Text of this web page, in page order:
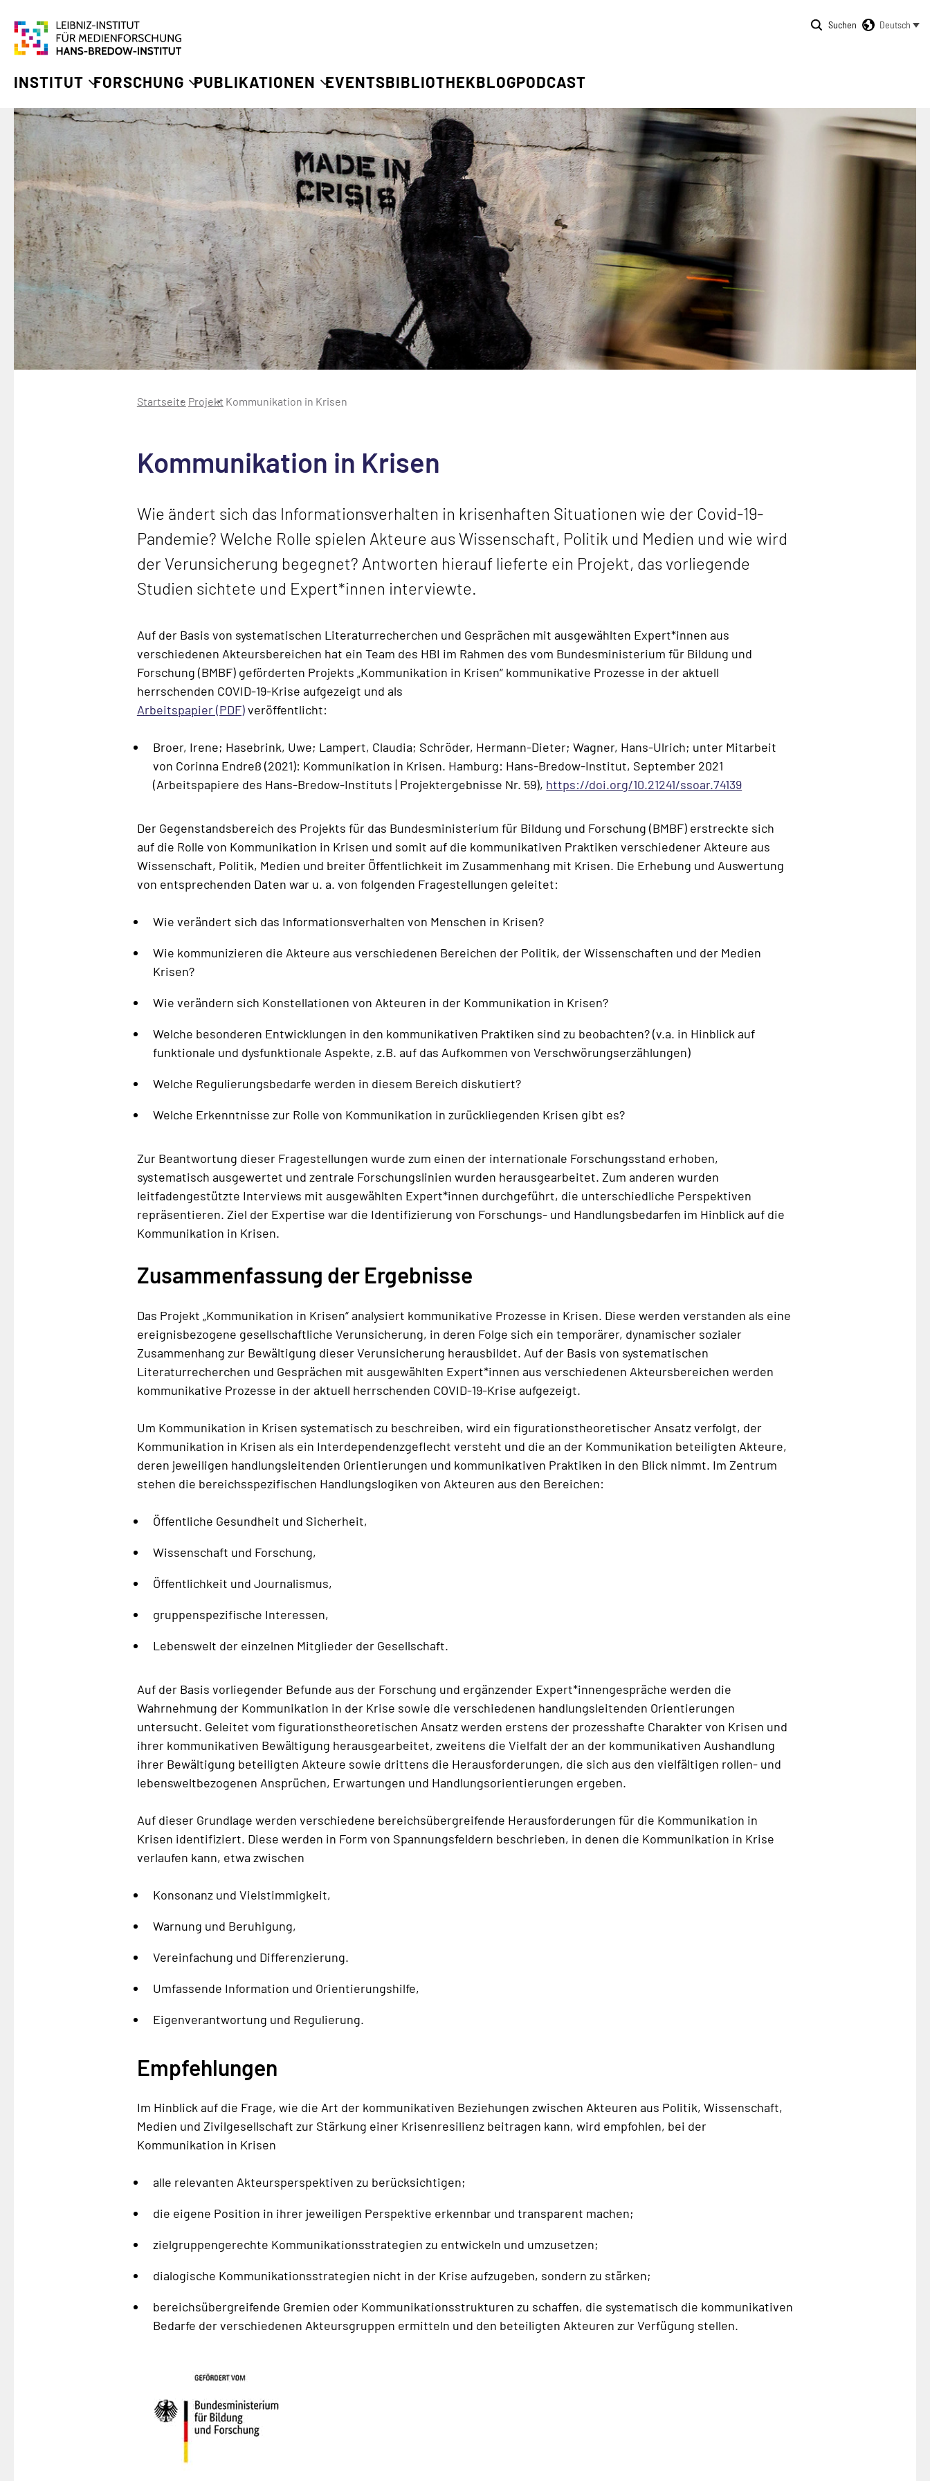
Suchen Deutsch
INSTITUT FORSCHUNG PUBLIKATIONEN EVENTSBIBLIOTHEKBLOGPODCAST
Startseite Projekt Kommunikation in Krisen
Kommunikation in Krisen
Wie ändert sich das Informationsverhalten in krisenhaften Situationen wie der Covid-19-
Pandemie? Welche Rolle spielen Akteure aus Wissenschaft, Politik und Medien und wie wird
der Verunsicherung begegnet? Antworten hierauf lieferte ein Projekt, das vorliegende
Studien sichtete und Expert*innen interviewte.
Auf der Basis von systematischen Literaturrecherchen und Gesprächen mit ausgewählten Expert*innen aus
verschiedenen Akteursbereichen hat ein Team des HBI im Rahmen des vom Bundesministerium für Bildung und
Forschung (BMBF) geförderten Projekts „Kommunikation in Krisen“ kommunikative Prozesse in der aktuell
herrschenden COVID-19-Krise aufgezeigt und als
Arbeitspapier (PDF)veröffentlicht:
Broer, Irene; Hasebrink, Uwe; Lampert, Claudia; Schröder, Hermann-Dieter; Wagner, Hans-Ulrich; unter Mitarbeit
von Corinna Endreß (2021): Kommunikation in Krisen. Hamburg: Hans-Bredow-Institut, September 2021
(Arbeitspapiere des Hans-Bredow-Instituts | Projektergebnisse Nr. 59), https://doi.org/10.21241/ssoar.74139
Der Gegenstandsbereich des Projekts für das Bundesministerium für Bildung und Forschung (BMBF) erstreckte sich
auf die Rolle von Kommunikation in Krisen und somit auf die kommunikativen Praktiken verschiedener Akteure aus
Wissenschaft, Politik, Medien und breiter Öffentlichkeit im Zusammenhang mit Krisen. Die Erhebung und Auswertung
von entsprechenden Daten war u. a. von folgenden Fragestellungen geleitet:
Wie verändert sich das Informationsverhalten von Menschen in Krisen?
Wie kommunizieren die Akteure aus verschiedenen Bereichen der Politik, der Wissenschaften und der Medien
Krisen?
Wie verändern sich Konstellationen von Akteuren in der Kommunikation in Krisen?
Welche besonderen Entwicklungen in den kommunikativen Praktiken sind zu beobachten? (v.a. in Hinblick auf
funktionale und dysfunktionale Aspekte, z.B. auf das Aufkommen von Verschwörungserzählungen)
Welche Regulierungsbedarfe werden in diesem Bereich diskutiert?
Welche Erkenntnisse zur Rolle von Kommunikation in zurückliegenden Krisen gibt es?
Zur Beantwortung dieser Fragestellungen wurde zum einen der internationale Forschungsstand erhoben,
systematisch ausgewertet und zentrale Forschungslinien wurden herausgearbeitet. Zum anderen wurden
leitfadengestützte Interviews mit ausgewählten Expert*innen durchgeführt, die unterschiedliche Perspektiven
repräsentieren. Ziel der Expertise war die Identifizierung von Forschungs- und Handlungsbedarfen im Hinblick auf die
Kommunikation in Krisen.
Zusammenfassung der Ergebnisse
Das Projekt „Kommunikation in Krisen“ analysiert kommunikative Prozesse in Krisen. Diese werden verstanden als eine
ereignisbezogene gesellschaftliche Verunsicherung, in deren Folge sich ein temporärer, dynamischer sozialer
Zusammenhang zur Bewältigung dieser Verunsicherung herausbildet. Auf der Basis von systematischen
Literaturrecherchen und Gesprächen mit ausgewählten Expert*innen aus verschiedenen Akteursbereichen werden
kommunikative Prozesse in der aktuell herrschenden COVID-19-Krise aufgezeigt.
Um Kommunikation in Krisen systematisch zu beschreiben, wird ein figurationstheoretischer Ansatz verfolgt, der
Kommunikation in Krisen als ein Interdependenzgeflecht versteht und die an der Kommunikation beteiligten Akteure,
deren jeweiligen handlungsleitenden Orientierungen und kommunikativen Praktiken in den Blick nimmt. Im Zentrum
stehen die bereichsspezifischen Handlungslogiken von Akteuren aus den Bereichen:
Öffentliche Gesundheit und Sicherheit,
Wissenschaft und Forschung,
Öffentlichkeit und Journalismus,
gruppenspezifische Interessen,
Lebenswelt der einzelnen Mitglieder der Gesellschaft.
Auf der Basis vorliegender Befunde aus der Forschung und ergänzender Expert*innengespräche werden die
Wahrnehmung der Kommunikation in der Krise sowie die verschiedenen handlungsleitenden Orientierungen
untersucht. Geleitet vom figurationstheoretischen Ansatz werden erstens der prozesshafte Charakter von Krisen und
ihrer kommunikativen Bewältigung herausgearbeitet, zweitens die Vielfalt der an der kommunikativen Aushandlung
ihrer Bewältigung beteiligten Akteure sowie drittens die Herausforderungen, die sich aus den vielfältigen rollen- und
lebensweltbezogenen Ansprüchen, Erwartungen und Handlungsorientierungen ergeben.
Auf dieser Grundlage werden verschiedene bereichsübergreifende Herausforderungen für die Kommunikation in
Krisen identifiziert. Diese werden in Form von Spannungsfeldern beschrieben, in denen die Kommunikation in Krise
verlaufen kann, etwa zwischen
Konsonanz und Vielstimmigkeit,
Warnung und Beruhigung,
Vereinfachung und Differenzierung.
Umfassende Information und Orientierungshilfe,
Eigenverantwortung und Regulierung.
Empfehlungen
Im Hinblick auf die Frage, wie die Art der kommunikativen Beziehungen zwischen Akteuren aus Politik, Wissenschaft,
Medien und Zivilgesellschaft zur Stärkung einer Krisenresilienz beitragen kann, wird empfohlen, bei der
Kommunikation in Krisen
alle relevanten Akteursperspektiven zu berücksichtigen;
die eigene Position in ihrer jeweiligen Perspektive erkennbar und transparent machen;
zielgruppengerechte Kommunikationsstrategien zu entwickeln und umzusetzen;
dialogische Kommunikationsstrategien nicht in der Krise aufzugeben, sondern zu stärken;
bereichsübergreifende Gremien oder Kommunikationsstrukturen zu schaffen, die systematisch die kommunikativen
Bedarfe der verschiedenen Akteursgruppen ermitteln und den beteiligten Akteuren zur Verfügung stellen.